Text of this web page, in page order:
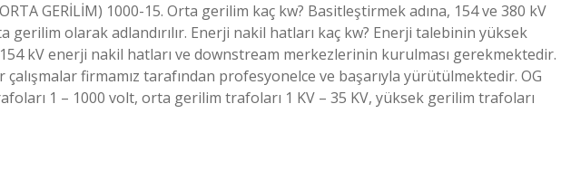
GERİLİM) 1000-15. Orta gerilim kaç kw? Basitleştirmek adına, 154 ve 380 kV
gerilim olarak adlandırılır. Enerji nakil hatları kaç kw? Enerji talebinin yüksek
kV enerji nakil hatları ve downstream merkezlerinin kurulması gerekmektedir.
çalışmalar firmamız tarafından profesyonelce ve başarıyla yürütülmektedir. OG
1 – 1000 volt, orta gerilim trafoları 1 KV – 35 KV, yüksek gerilim trafoları